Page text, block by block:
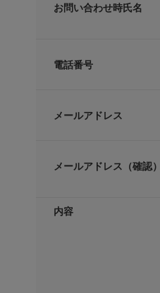
お問い合わせ時氏名
電話番号
メールアドレス
メールアドレス（確認）
内容